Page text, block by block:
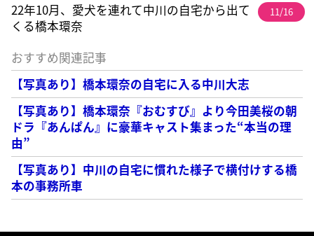
22年10月、愛犬を連れて中川の自宅から出て
くる橋本環奈
11/16
おすすめ関連記事
【写真あり】橋本環奈の自宅に入る中川大志
【写真あり】橋本環奈『おむすび』より今田美桜の朝
ドラ『あんぱん』に豪華キャスト集まった“本当の理
由”
【写真あり】中川の自宅に慣れた様子で横付けする橋
本の事務所車